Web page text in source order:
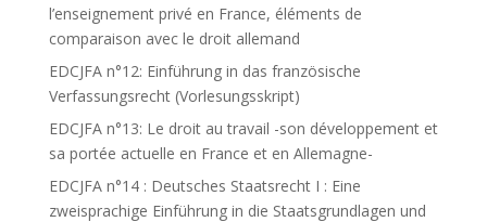
l’enseignement privé en France, éléments de
comparaison avec le droit allemand
EDCJFA n°12: Einführung in das französische
Verfassungsrecht (Vorlesungsskript)
EDCJFA n°13: Le droit au travail -son développement et
sa portée actuelle en France et en Allemagne-
EDCJFA n°14 : Deutsches Staatsrecht I : Eine
zweisprachige Einführung in die Staatsgrundlagen und